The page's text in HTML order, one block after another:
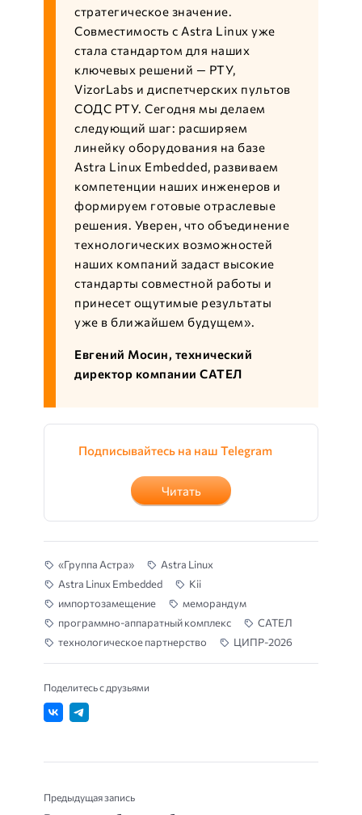
стратегическое значение.
Совместимость с Astra Linux уже
стала стандартом для наших
ключевых решений — РТУ,
VizorLabs и диспетчерских пультов
СОДС РТУ. Сегодня мы делаем
следующий шаг: расширяем
линейку оборудования на базе
Astra Linux Embedded, развиваем
компетенции наших инженеров и
формируем готовые отраслевые
решения. Уверен, что объединение
технологических возможностей
наших компаний задаст высокие
стандарты совместной работы и
принесет ощутимые результаты
уже в ближайшем будущем».
Евгений Мосин, технический
директор компании САТЕЛ
Подписывайтесь на наш Telegram
Читать
«Группа Астра»
Astra Linux
Astra Linux Embedded
Kii
импортозамещение
меморандум
программно-аппаратный комплекс
САТЕЛ
технологическое партнерство
ЦИПР-2026
Поделитесь с друзьями
Предыдущая запись